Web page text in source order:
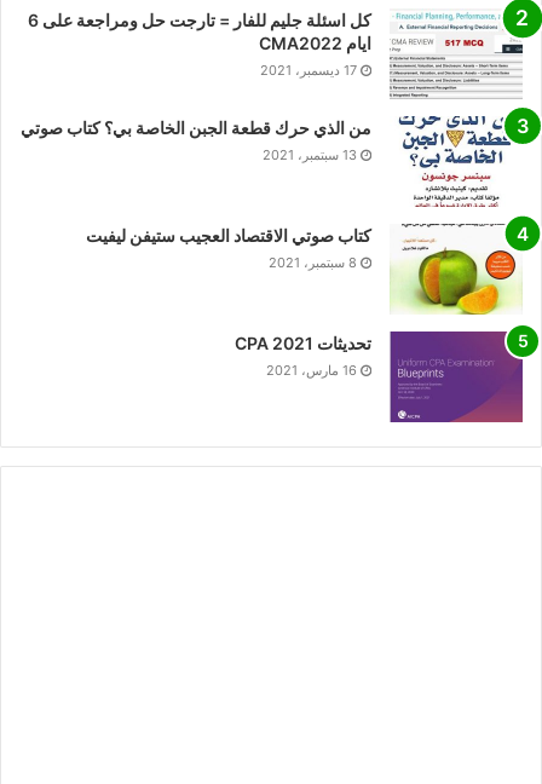
كل اسئلة جليم للفار = تارجت حل ومراجعة على 6
ايام CMA2022
17 ديسمبر، 2021
من الذي حرك قطعة الجبن الخاصة بي؟ كتاب صوتي
13 سبتمبر، 2021
كتاب صوتي الاقتصاد العجيب ستيفن ليفيت
8 سبتمبر، 2021
تحديثات CPA 2021
16 مارس، 2021